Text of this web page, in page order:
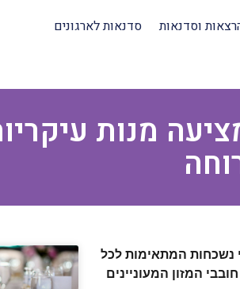
וסדנאות
סדנאות לארגונים
מנות
נשכחות המתאימות לכל
המזון המעוניינים